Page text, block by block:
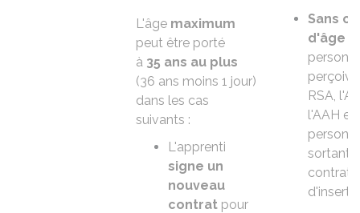
L'âge maximum
peut être porté
à 35 ans au plus
(36 ans moins 1 jour)
dans les cas
suivants :
L'apprenti
signe un
nouveau
contrat pour
Sans
d'âge
RSA, l'
l'AAH et
sortant
contrat